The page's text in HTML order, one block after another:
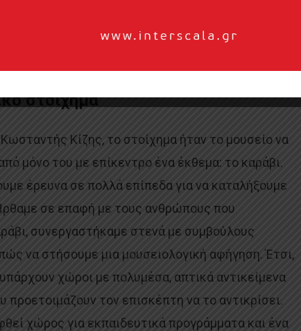
(της δεξαμενής). Ανοίγοντας τα μεγάλα
άκρες των βράχων η Αργώ θα μπορέσει να βγαίνει
στοίχημα
Κίζης, το στοίχημα ήταν το μουσείο να
μόνο του με επίκεντρο ένα έκθεμα: το καράβι.
έρευνα σε πολλά επίπεδα για να καταλήξουμε
σε επαφή με τους ανθρώπους που
συνεργαστήκαμε στενά με συμβούλους
να στήσουμε μια μουσειολογική αφήγηση. Έτσι,
χώροι με πολυμέσα, απτικά αντικείμενα
προετοιμάζουν τον επισκέπτη να το αντικρίσει.
χώρος για εκπαιδευτικά προγράμματα και ένα